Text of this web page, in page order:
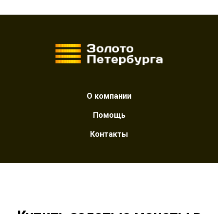
О компании
Помощь
Контакты